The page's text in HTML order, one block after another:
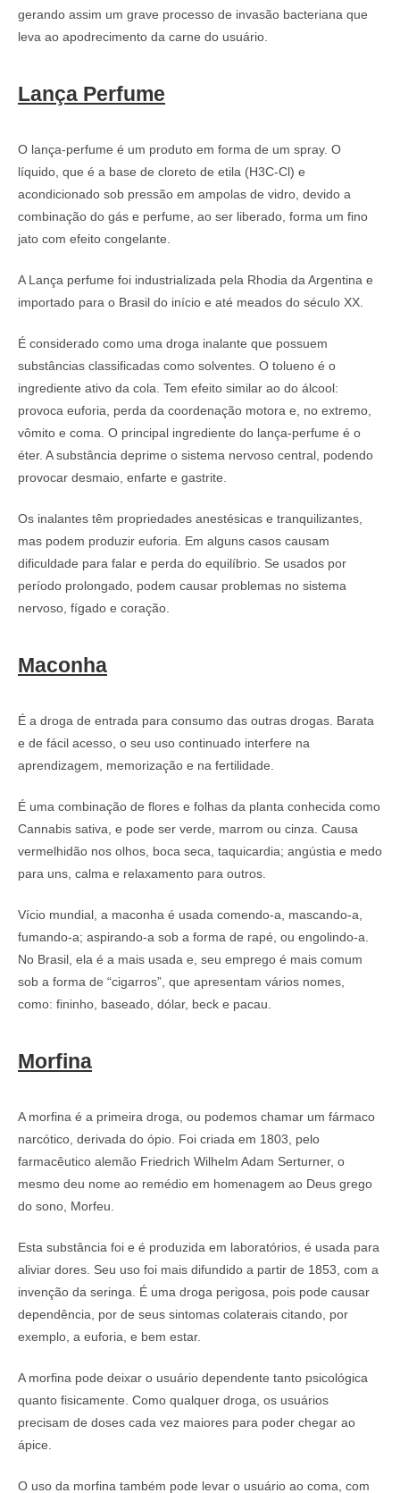
gerando assim um grave processo de invasão bacteriana que
leva ao apodrecimento da carne do usuário.
Lança Perfume
O lança-perfume é um produto em forma de um spray. O
líquido, que é a base de cloreto de etila (H3C-Cl) e
acondicionado sob pressão em ampolas de vidro, devido a
combinação do gás e perfume, ao ser liberado, forma um fino
jato com efeito congelante.
A Lança perfume foi industrializada pela Rhodia da Argentina e
importado para o Brasil do início e até meados do século XX.
É considerado como uma droga inalante que possuem
substâncias classificadas como solventes. O tolueno é o
ingrediente ativo da cola. Tem efeito similar ao do álcool:
provoca euforia, perda da coordenação motora e, no extremo,
vômito e coma. O principal ingrediente do lança-perfume é o
éter. A substância deprime o sistema nervoso central, podendo
provocar desmaio, enfarte e gastrite.
Os inalantes têm propriedades anestésicas e tranquilizantes,
mas podem produzir euforia. Em alguns casos causam
dificuldade para falar e perda do equilíbrio. Se usados por
período prolongado, podem causar problemas no sistema
nervoso, fígado e coração.
Maconha
É a droga de entrada para consumo das outras drogas. Barata
e de fácil acesso, o seu uso continuado interfere na
aprendizagem, memorização e na fertilidade.
É uma combinação de flores e folhas da planta conhecida como
Cannabis sativa, e pode ser verde, marrom ou cinza. Causa
vermelhidão nos olhos, boca seca, taquicardia; angústia e medo
para uns, calma e relaxamento para outros.
Vício mundial, a maconha é usada comendo-a, mascando-a,
fumando-a; aspirando-a sob a forma de rapé, ou engolindo-a.
No Brasil, ela é a mais usada e, seu emprego é mais comum
sob a forma de “cigarros”, que apresentam vários nomes,
como: fininho, baseado, dólar, beck e pacau.
Morfina
A morfina é a primeira droga, ou podemos chamar um fármaco
narcótico, derivada do ópio. Foi criada em 1803, pelo
farmacêutico alemão Friedrich Wilhelm Adam Serturner, o
mesmo deu nome ao remédio em homenagem ao Deus grego
do sono, Morfeu.
Esta substância foi e é produzida em laboratórios, é usada para
aliviar dores. Seu uso foi mais difundido a partir de 1853, com a
invenção da seringa. É uma droga perigosa, pois pode causar
dependência, por de seus sintomas colaterais citando, por
exemplo, a euforia, e bem estar.
A morfina pode deixar o usuário dependente tanto psicológica
quanto fisicamente. Como qualquer droga, os usuários
precisam de doses cada vez maiores para poder chegar ao
ápice.
O uso da morfina também pode levar o usuário ao coma, com